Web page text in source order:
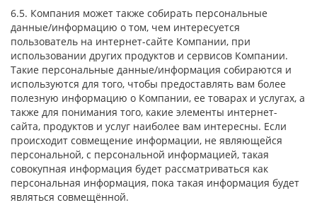
6.5. Компания может также собирать персональные
данные/информацию о том, чем интересуется
пользователь на интернет-сайте Компании, при
использовании других продуктов и сервисов Компании.
Такие персональные данные/информация собираются и
используются для того, чтобы предоставлять вам более
полезную информацию о Компании, ее товарах и услугах, а
также для понимания того, какие элементы интернет-
сайта, продуктов и услуг наиболее вам интересны. Если
происходит совмещение информации, не являющейся
персональной, с персональной информацией, такая
совокупная информация будет рассматриваться как
персональная информация, пока такая информация будет
являться совмещённой.